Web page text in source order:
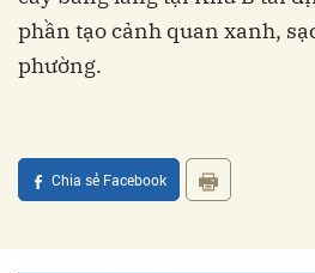
phần tạo cảnh quan xanh,
phường.
Chia sẻ Facebook